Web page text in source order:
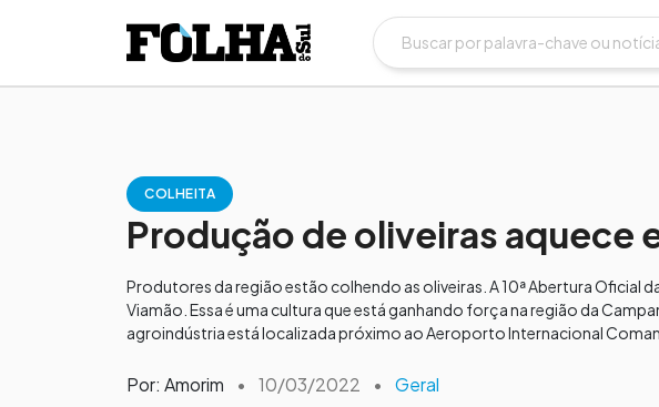
COLHEITA
Produção de oliveiras aquece
Produtores da região estão colhendo as oliveiras. A 10ª Abertura Oficial
Viamão. Essa é uma cultura que está ganhando força na região da
agroindústria está localizada próximo ao Aeroporto Internacional
Por: Amorim • 10/03/2022 • Geral